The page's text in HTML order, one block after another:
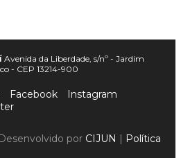
Avenida da Liberdade, s/nº - Jardim
- CEP 13214-900
Facebook
Instagram
por CIJUN | Política